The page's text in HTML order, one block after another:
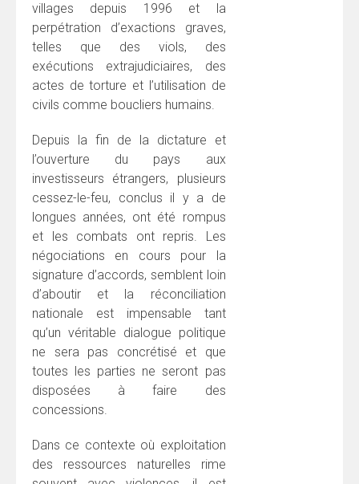
villages depuis 1996 et la
perpétration d’exactions graves,
telles que des viols, des
exécutions extrajudiciaires, des
actes de torture et l’utilisation de
civils comme boucliers humains.
Depuis la fin de la dictature et
l’ouverture du pays aux
investisseurs étrangers, plusieurs
cessez-le-feu, conclus il y a de
longues années, ont été rompus
et les combats ont repris. Les
négociations en cours pour la
signature d’accords, semblent loin
d’aboutir et la réconciliation
nationale est impensable tant
qu’un véritable dialogue politique
ne sera pas concrétisé et que
toutes les parties ne seront pas
disposées à faire des
concessions.
Dans ce contexte où exploitation
des ressources naturelles rime